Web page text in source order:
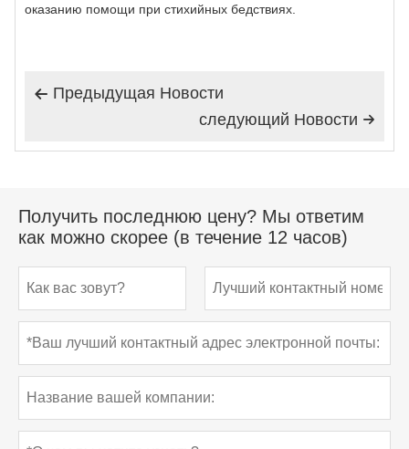
оказанию помощи при стихийных бедствиях.
 Предыдущая Hовости

следующий Hовости
Получить последнюю цену? Мы ответим
как можно скорее (в течение 12 часов)